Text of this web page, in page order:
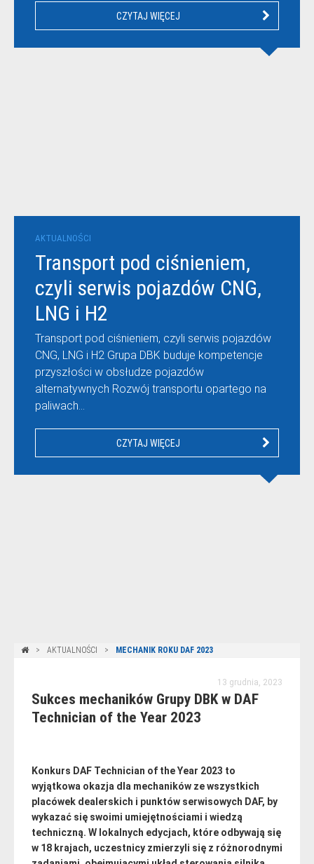
CZYTAJ WIĘCEJ
AKTUALNOŚCI
Transport pod ciśnieniem,
czyli serwis pojazdów CNG,
LNG i H2
Transport pod ciśnieniem, czyli serwis pojazdów
CNG, LNG i H2 Grupa DBK buduje kompetencje
przyszłości w obsłudze pojazdów
alternatywnych Rozwój transportu opartego na
paliwach…
CZYTAJ WIĘCEJ
AKTUALNOŚCI MECHANIK ROKU DAF 2023
13 grudnia, 2023
Sukces mechaników Grupy DBK w DAF
Technician of the Year 2023
Konkurs DAF Technician of the Year 2023 to
wyjątkowa okazja dla mechaników ze wszystkich
placówek dealerskich i punktów serwisowych DAF, by
wykazać się swoimi umiejętnościami i wiedzą
techniczną. W lokalnych edycjach, które odbywają się
w 18 krajach, uczestnicy zmierzyli się z różnorodnymi